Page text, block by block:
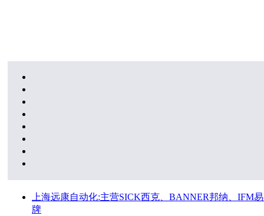
上海远康自动化:主营SICK西克、BANNER邦纳、IFM
牌